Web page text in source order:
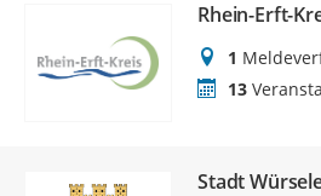
Rhein-Erft-
1
13
Stadt